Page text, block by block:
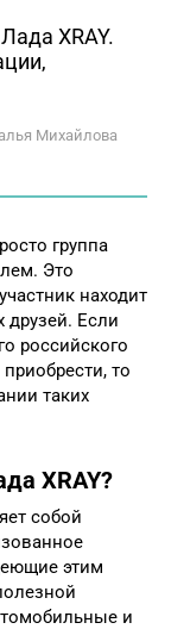
XRAY.
Михайлова
группа
Это
находит
Если
российского
то
таких
XRAY?
собой
этим
и